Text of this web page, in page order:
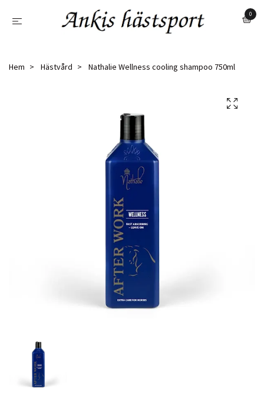
0
Hem Hästvård Nathalie Wellness cooling shampoo 750ml